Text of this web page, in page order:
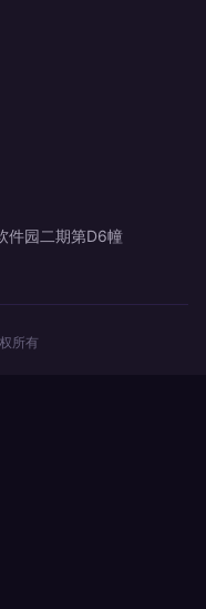
件园二期第D6幢
所有